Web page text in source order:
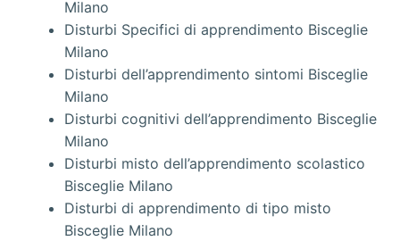
Milano
Disturbi Specifici di apprendimento Bisceglie
Milano
Disturbi dell’apprendimento sintomi Bisceglie
Milano
Disturbi cognitivi dell’apprendimento Bisceglie
Milano
Disturbi misto dell’apprendimento scolastico
Bisceglie Milano
Disturbi di apprendimento di tipo misto
Bisceglie Milano